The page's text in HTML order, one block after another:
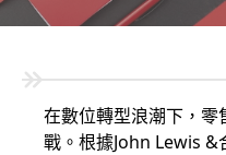
在數位轉型浪潮下，
戰。根據John Lewis &